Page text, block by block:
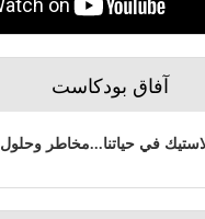
آفاق بودكاست
في حياتنا...مخاطر وحلول